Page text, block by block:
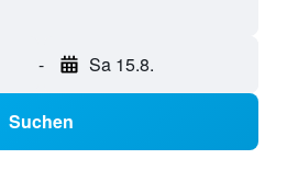
- Sa 15.8.
Suchen